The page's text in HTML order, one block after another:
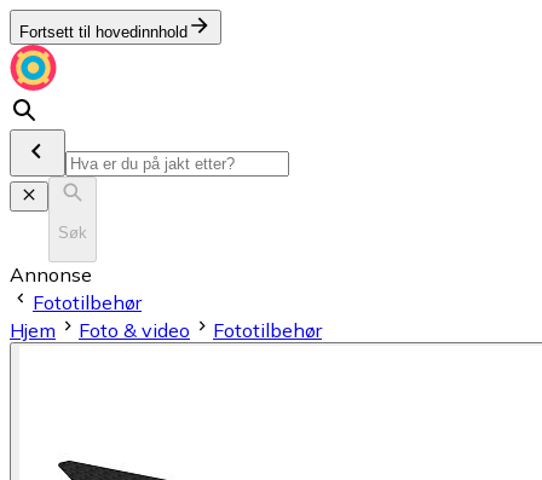
Fortsett til hovedinnhold
Søk
Annonse
Fototilbehør
Hjem
Foto & video Fototilbehør